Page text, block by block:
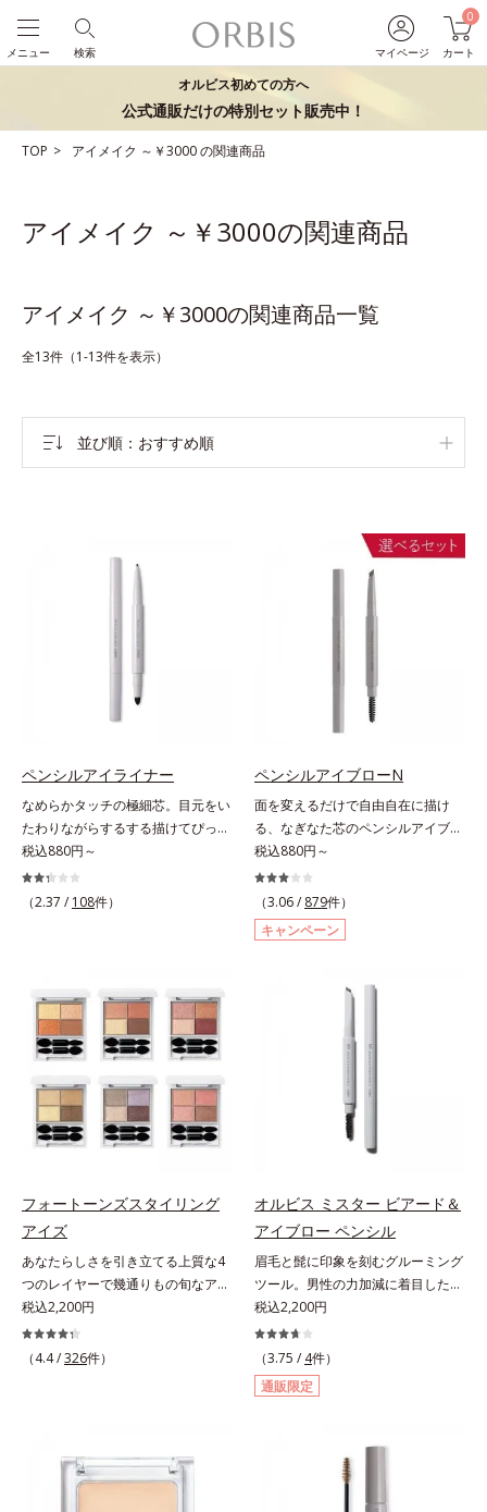
マイページ
0
カート
検索
メニュー
オルビス初めての方へ
公式通販だけの特別セット販売中！
TOP アイメイク ～￥3000の関連商品
アイメイク ～￥3000の関連商品
アイメイク ～￥3000の関連商品一覧
全13件（1-13件を表示）
並び順 おすすめ順
ペンシルアイライナー
なめらかタッチの極細芯。目元をい
たわりながらするする描けてぴった
り密着。するする描けてぴったり密
着。なめらかタッチの極細芯アイラ
イナーです。繊細な目のキワにも優
ラスできます。アイラインを描いた
後に、後ろに付いているチップでま
つ毛の間を埋めるようにぼかせば、
ぱっちりと際立つナチュラルな目元
が完成します。汗や涙、皮脂にも強
く、美しい仕上がりを長時間キー
プ。目元ケア成分(*)で目元の負担も
軽減します。※中身を取り替えられ
パンテノール配合＝保湿成分
税込880円～
（2.37 / 108件）
ペンシルアイブローN
面を変えるだけで自由自在に描け
る、なぎなた芯のペンシルアイブロ
ー。角度を変えるだけで自由自在に
描けるペンシルアイブローです。な
ぎなた芯だから、接地面を変えるだ
けで太い線から細い線まで、テクニ
ックいらずで簡単に。スムースライ
軽やかに描けます。ペンシルの後ろ
ので、毛流れを整えたり、色をなじ
ませたり、ラインをぼかしたりと大
活躍。これ1本で完成度の高い、ふ
んわり眉に仕上がります。※中身を
取り替えられるリフィルをご用意し
ています。* ダイマージリノール酸
イソステアリル/フィトステリル）
配合＝感触向上成分
税込880円～
（3.06 / 879件）
キャンペーン
フォートーンズスタイリング
アイズ
あなたらしさを引き立てる上質な4
つのレイヤーで幾通りもの旬なアイ
メイクが叶う。上質なテクスチャー
と多様なカラーリングで、似合うを
知る＆楽しさを引き出す、4色のア
色だけを使って簡単に。3色使って
印象的に。4色全部使えば可能性は
税込2,200円
（4.4 /326件）
オルビス ミスター ビアード＆
アイブロー ペンシル
眉毛と髭に印象を刻むグルーミング
ツール。男性の力加減に着目した絶
妙な柔らかさと肌なじみ・密着感を
計算したフィックスブレード処方
と、テクニック不要で太い部分も細
い部分も自由自在に描き足せるマル
チブレード処方を採用。眉毛を描き
眉毛を描くことができます。なりた
い印象や髪色に合わせて選べる2色
展開。ブレイブグレー：きりっとし
税込2,200円
（3.75 / 4件）
通販限定